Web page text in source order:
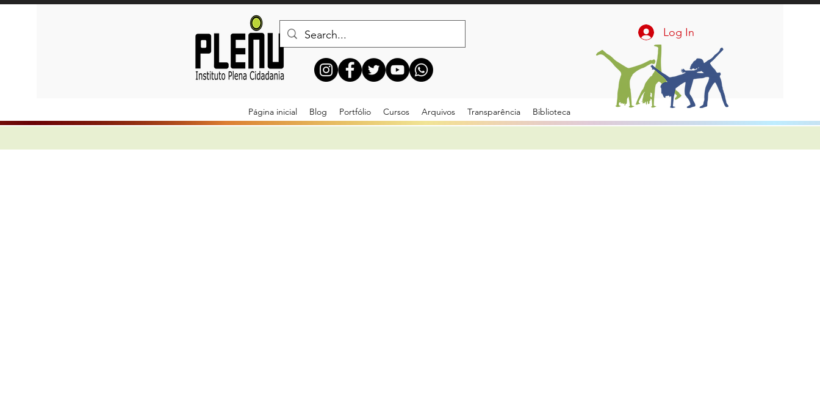
Log In
Página inicial Blog Portfólio Cursos Arquivos Transparência Biblioteca